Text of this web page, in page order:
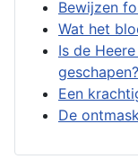
Bewijzen
Wat het
Is de
geschapen?
Een
De